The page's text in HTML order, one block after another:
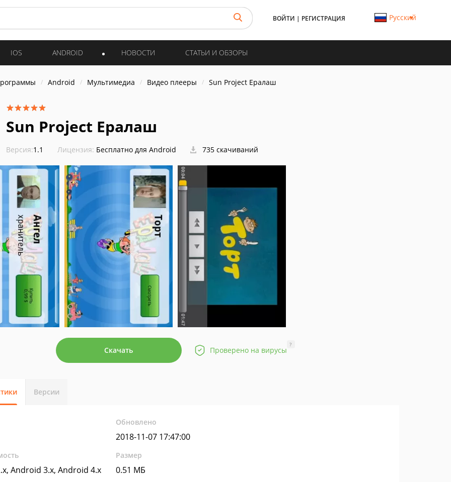
ВОЙТИ | РЕГИСТРАЦИЯ Русский
IOS ANDROID НОВОСТИ СТАТЬИ И ОБЗОРЫ
Android Мультимедиа Видео плееры Sun Project Ералаш
Sun Project Ералаш
Версия:1.1 Лицензия: Бесплатно для Android 735 скачиваний
Скачать Проверено на вирусы
?
Версии
Обновлено
2018-11-07 17:47:00
Android 3.x, Android 4.x
Размер
0.51 МБ